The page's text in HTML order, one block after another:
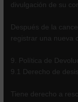
divulgación de su
Después de la
registrar una nueva
9. Política de
9.1 Derecho de
Tiene derecho a